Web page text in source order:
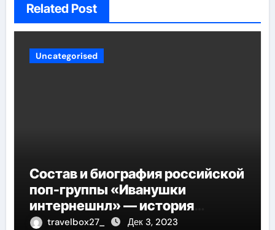
Related Post
Uncategorised
Состав и биография российской
поп-группы «Иванушки
интернешнл» — история
успеха, музыка и судьбы
travelbox27_ Дек 3, 2023